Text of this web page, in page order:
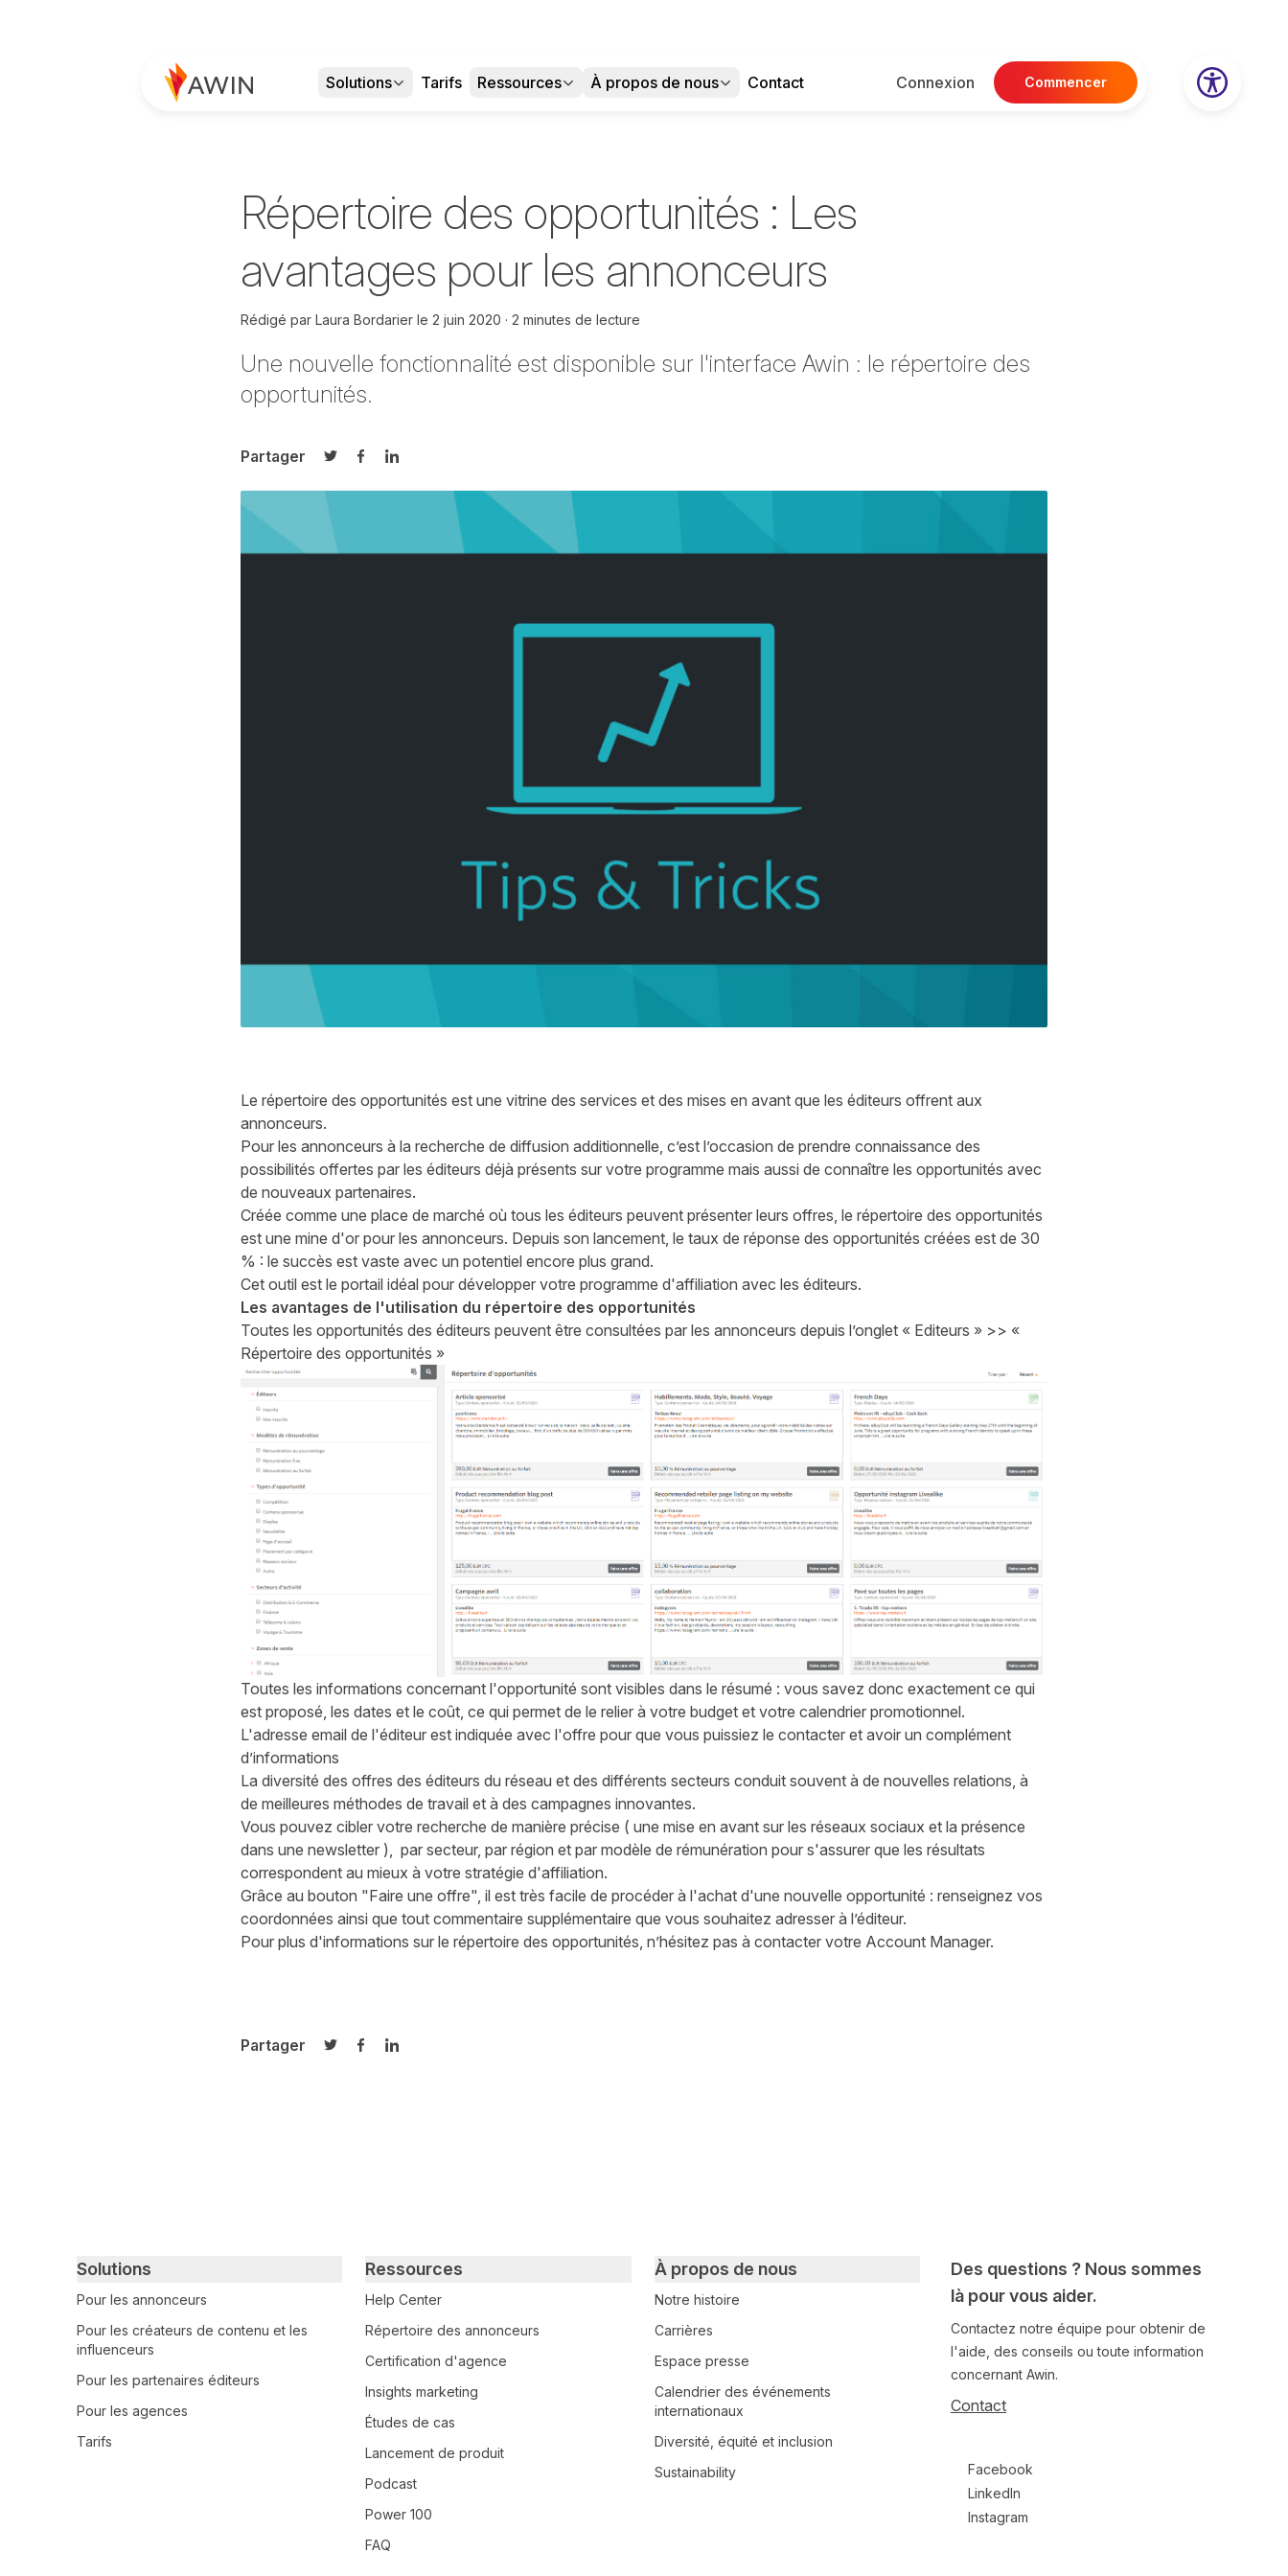
Solutions Tarifs Ressources À propos de nous Contact Connexion Commencer
Répertoire des opportunités : Les
avantages pour les annonceurs
Rédigé par Laura Bordarierle 2 juin 2020 2 minutes de lecture
Une nouvelle fonctionnalité est disponible sur l'interface Awin : le répertoire des
opportunités.
Partager
Partager sur Twitter
Partager sur Facebook
Partager sur LinkedIn
Le répertoire des opportunités est une vitrine des services et des mises en avant que les éditeurs offrent aux
annonceurs.
Pour les annonceurs à la recherche de diffusion additionnelle, c’est l’occasion de prendre connaissance des
possibilités offertes par les éditeurs déjà présents sur votre programme mais aussi de connaître les opportunités avec
de nouveaux partenaires.
Créée comme une place de marché où tous les éditeurs peuvent présenter leurs offres, le répertoire des opportunités
est une mine d'or pour les annonceurs. Depuis son lancement, le taux de réponse des opportunités créées est de 30
% : le succès est vaste avec un potentiel encore plus grand.
Cet outil est le portail idéal pour développer votre programme d'affiliation avec les éditeurs.
Les avantages de l'utilisation du répertoire des opportunités
Toutes les opportunités des éditeurs peuvent être consultées par les annonceurs depuis l’onglet « Editeurs » >> «
Répertoire des opportunités »
Toutes les informations concernant l'opportunité sont visibles dans le résumé : vous savez donc exactement ce qui
est proposé, les dates et le coût, ce qui permet de le relier à votre budget et votre calendrier promotionnel.
L'adresse email de l'éditeur est indiquée avec l'offre pour que vous puissiez le contacter et avoir un complément
d’informations
La diversité des offres des éditeurs du réseau et des différents secteurs conduit souvent à de nouvelles relations, à
de meilleures méthodes de travail et à des campagnes innovantes.
Vous pouvez cibler votre recherche de manière précise ( une mise en avant sur les réseaux sociaux et la présence
dans une newsletter ), par secteur, par région et par modèle de rémunération pour s'assurer que les résultats
correspondent au mieux à votre stratégie d'affiliation.
Grâce au bouton "Faire une offre", il est très facile de procéder à l'achat d'une nouvelle opportunité : renseignez vos
coordonnées ainsi que tout commentaire supplémentaire que vous souhaitez adresser à l’éditeur.
Pour plus d'informations sur le répertoire des opportunités, n’hésitez pas à contacter votre Account Manager.
Partager
Partager sur Twitter
Partager sur Facebook
Partager sur LinkedIn
Des questions ? Nous sommes
là pour vous aider.
Contactez notre équipe pour obtenir de
l'aide, des conseils ou toute information
concernant Awin.
Contact
Facebook
LinkedIn
Instagram
Primary footer navigation
Solutions
Pour les annonceurs
Pour les créateurs de contenu et les
influenceurs
Pour les partenaires éditeurs
Pour les agences
Tarifs
Ressources
Help Center
Répertoire des annonceurs
Certification d'agence
Insights marketing
Études de cas
Lancement de produit
Podcast
Power 100
FAQ
À propos de nous
Notre histoire
Carrières
Espace presse
Calendrier des événements
internationaux
Diversité, équité et inclusion
Sustainability